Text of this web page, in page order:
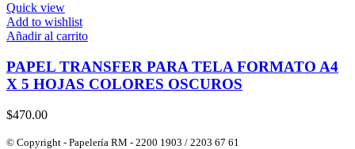
Quick view
Add to wishlist
Añadir al carrito
PAPEL TRANSFER PARA TELA FORMATO A4
X 5 HOJAS COLORES OSCUROS
$470.00
© Copyright - Papelería RM - 2200 1903 / 2203 67 61